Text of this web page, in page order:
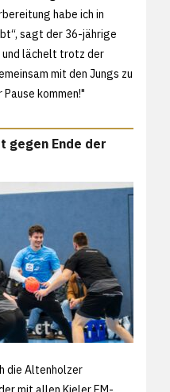
habe ich in
sagt der 36-jährige
und lächelt trotz der
mit den Jungs zu
kommen!"
gegen Ende der
die Altenholzer